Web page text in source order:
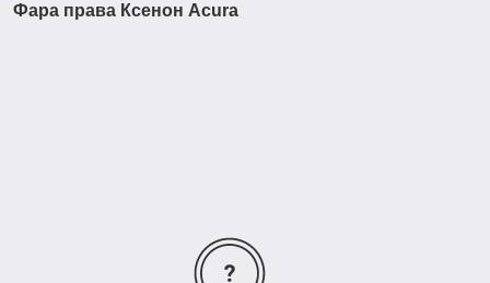
Фара права Ксенон Acura